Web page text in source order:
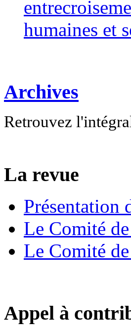
humaines et
Archives
Retrouvez
La revue
Présentation
Le Comité
Le Comité
Appel à